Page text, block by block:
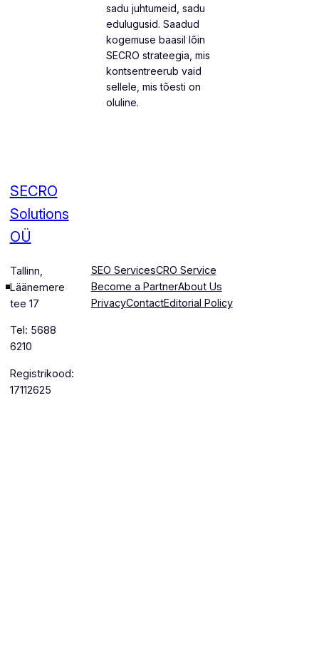
sadu juhtumeid, sadu
edulugusid. Saadud
kogemuse baasil lõin
SECRO strateegia, mis
kontsentreerub vaid
sellele, mis tõesti on
oluline.
SECRO
Solutions
OÜ
Tallinn,
Läänemere
tee 17
Tel: 5688
6210
Registrikood:
17112625
SEO ServicesCRO Service
Become a PartnerAbout Us
PrivacyContactEditorial Policy